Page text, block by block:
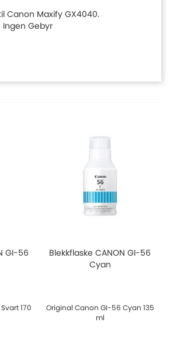
Canon Maxify GX4040.
Ingen Gebyr
GI-56
170
Blekkflaske CANON GI-56
Cyan
Original Canon GI-56 Cyan 135
ml